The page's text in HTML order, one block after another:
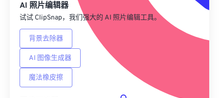
AI 照片编辑器
试试 ClipSnap，我们强大的 AI 照片编辑工具。
背景去除器
AI 图像生成器
魔法橡皮擦